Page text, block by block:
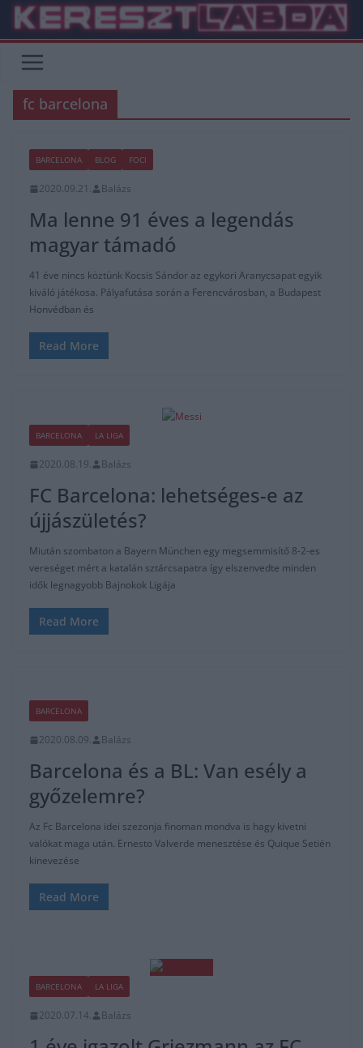
Skip
content
fc barcelona
BARCELONA BLOG FOCI
2020.09.21. Balázs
Ma lenne 91 éves a legendás
magyar támadó
41 éve nincs köztünk Kocsis Sándor az egykori Aranycsapat egyik
kiváló játékosa. Pályafutása során a Ferencvárosban, a Budapest
Honvédban és
Read More
BARCELONA LA LIGA
2020.08.19. Balázs
FC Barcelona: lehetséges-e az
újjászületés?
Miután szombaton a Bayern München egy megsemmisítő 8-2-es
vereséget mért a katalán sztárcsapatra így elszenvedte minden
idők legnagyobb Bajnokok Ligája
Read More
BARCELONA
2020.08.09. Balázs
Barcelona és a BL: Van esély a
győzelemre?
Az Fc Barcelona idei szezonja finoman mondva is hagy kivetni
valókat maga után. Ernesto Valverde menesztése és Quique Setién
kinevezése
Read More
BARCELONA LA LIGA
2020.07.14. Balázs